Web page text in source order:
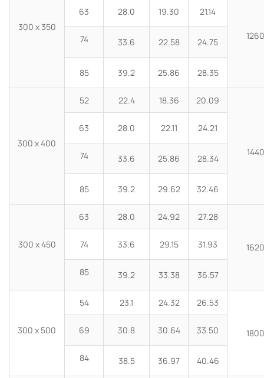
300 x 350
1260
63 28.0 19.30 21.14
74 33.6 22.58 24.75
85 39.2 25.86 28.35
300 x 400
52 22.4 18.36 20.09
1440
63 28.0 22.11 24.21
74 33.6 25.86 28.34
85 39.2 29.62 32.46
300 x 450
63 28.0 24.92 27.28
1620
74 33.6 29.15 31.93
85 39.2 33.38 36.57
300 x 500
54 23.1 24.32 26.53
1800
69 30.8 30.64 33.50
84 38.5 36.97 40.46